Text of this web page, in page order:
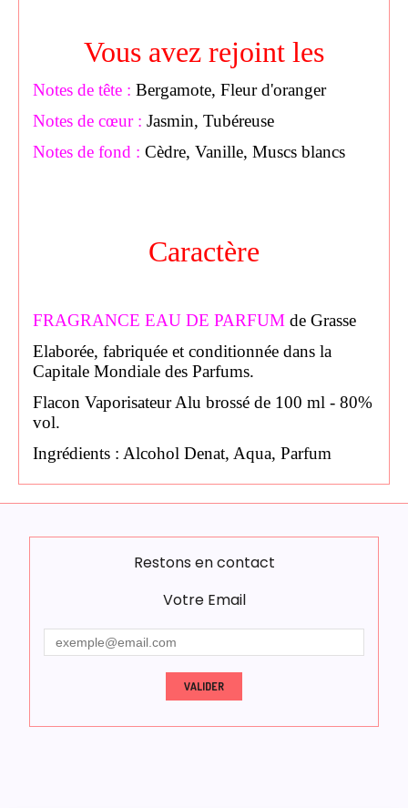
Vous avez rejoint les
Notes de tête : Bergamote, Fleur d'oranger
Notes de cœur : Jasmin, Tubéreuse
Notes de fond : Cèdre, Vanille, Muscs blancs
Caractère
FRAGRANCE EAU DE PARFUM de Grasse
Elaborée, fabriquée et conditionnée dans la
Capitale Mondiale des Parfums.
Flacon Vaporisateur Alu brossé de 100 ml - 80%
vol.
Ingrédients : Alcohol Denat, Aqua, Parfum
Restons en contact
Votre Email